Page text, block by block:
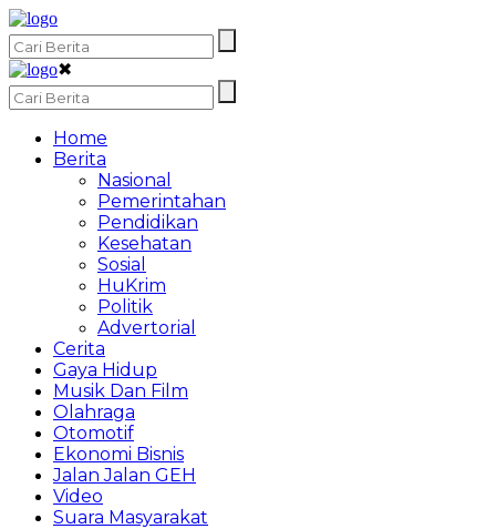
✖
Home
Berita
Nasional
Pemerintahan
Pendidikan
Kesehatan
Sosial
HuKrim
Politik
Advertorial
Cerita
Gaya Hidup
Musik Dan Film
Olahraga
Otomotif
Ekonomi Bisnis
Jalan Jalan GEH
Video
Suara Masyarakat